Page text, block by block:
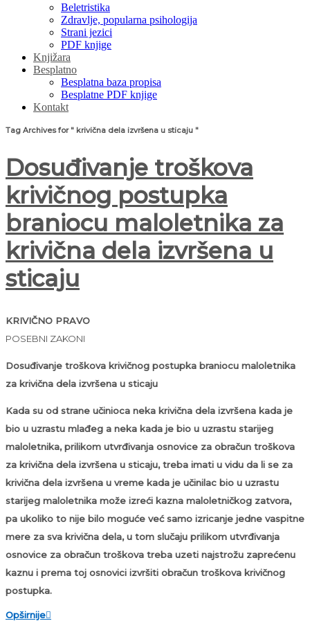
Beletristika
Zdravlje, popularna psihologija
Strani jezici
PDF knjige
Knjižara
Besplatno
Besplatna baza propisa
Besplatne PDF knjige
Kontakt
Tag Archives for " krivična dela izvršena u sticaju "
Dosuđivanje troškova
krivičnog postupka
braniocu maloletnika za
krivična dela izvršena u
sticaju
KRIVIČNO PRAVO
POSEBNI ZAKONI
Dosuđivanje troškova krivičnog postupka braniocu maloletnika
za krivična dela izvršena u sticaju
Kada su od strane učinioca neka krivična dela izvršena kada je
bio u uzrastu mlađeg a neka kada je bio u uzrastu starijeg
maloletnika, prilikom utvrđivanja osnovice za obračun troškova
za krivična dela izvršena u sticaju, treba imati u vidu da li se za
krivična dela izvršena u vreme kada je učinilac bio u uzrastu
starijeg maloletnika može izreći kazna maloletničkog zatvora,
pa ukoliko to nije bilo moguće već samo izricanje jedne vaspitne
mere za sva krivična dela, u tom slučaju prilikom utvrđivanja
osnovice za obračun troškova treba uzeti najstrožu zaprećenu
kaznu i prema toj osnovici izvršiti obračun troškova krivičnog
postupka.
Opširnije